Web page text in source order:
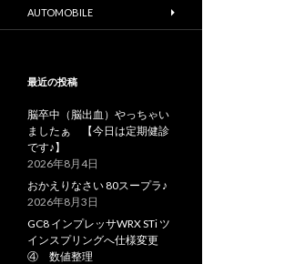
AUTOMOBILE
最近の投稿
脳卒中（脳出血）やっちゃい
ましたぁ 【今日は定期健診
です♪】
2026年8月4日
おかえりなさい 80スープラ♪
2026年8月3日
GC8 インプレッサWRX STi ツ
インスプリングへ仕様変更
④ 数値整理